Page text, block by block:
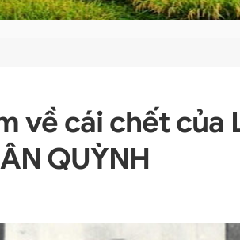
về cái chết của
QUỲNH